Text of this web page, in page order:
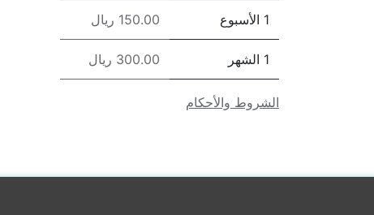
1 الأسبوع 150.00 ريال
1 الشهر 300.00 ريال
الشروط والأحكام